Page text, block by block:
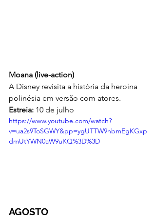
Moana (live-action)
A Disney revisita a história da heroína
polinésia em versão com atores.
Estreia: 10 de julho
https://www.youtube.com/watch?
v=ua2s9ToSGWY&pp=ygUTTW9hbmEgKGxp
dmUtYWN0aW9uKQ%3D%3D
AGOSTO